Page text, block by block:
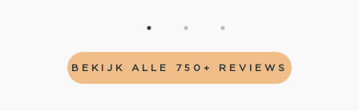
BEKIJK ALLE 750+ REVIEWS